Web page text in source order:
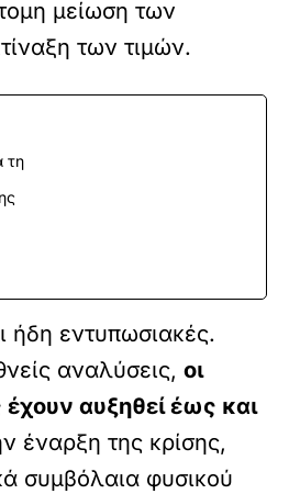
μείωση των
των τιμών.
τη
ήδη εντυπωσιακές.
αναλύσεις,οι
έχουν αυξηθεί έως και
έναρξη της κρίσης,
συμβόλαια φυσικού